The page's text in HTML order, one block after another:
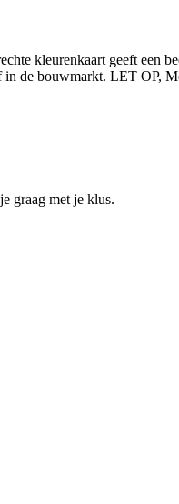
kleurenkaart geeft een
de bouwmarkt. LET OP,
graag met je klus.